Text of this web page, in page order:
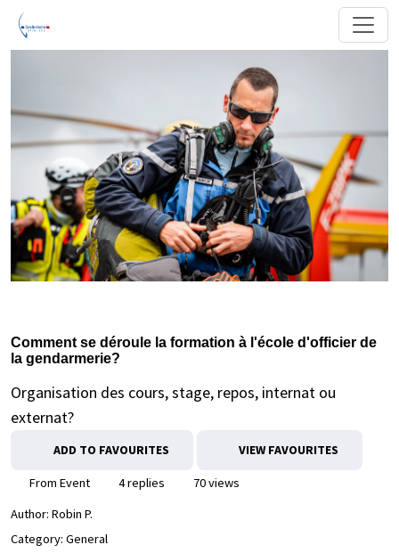
Comment se déroule la formation à l'école d'officier de
la gendarmerie?
Organisation des cours, stage, repos, internat ou
externat?
ADD TO FAVOURITES VIEW FAVOURITES
From Event 4 replies
70 views
Author: Robin P.
Category: General